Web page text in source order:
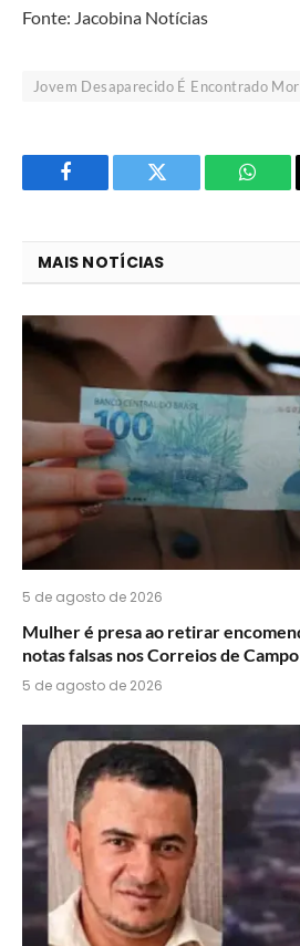
Fonte: Jacobina Notícias
Jovem Desaparecido É Encontrado
Facebook Twitter
O
MAIS NOTÍCIAS
5 de agosto de 2026
Mulher é presa ao retirar
notas falsas nos Correios de
5 de agosto de 2026